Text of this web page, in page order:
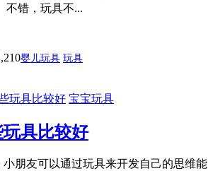
不错，玩具不...
婴儿玩具 玩具
宝宝玩具
具比较好
朋友可以通过玩具来开发自己的思维能